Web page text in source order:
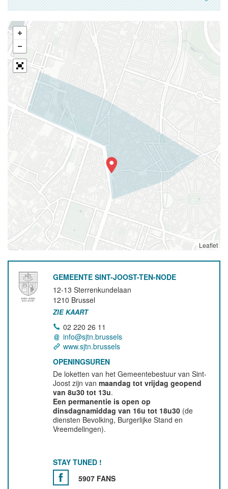
Leaflet
GEMEENTE SINT-JOOST-TEN-NODE
12-13 Sterrenkundelaan
1210 Brussel
ZIE KAART
02 220 26 11
info@sjtn.brussels
www.sjtn.brussels
OPENINGSUREN
De loketten van het Gemeentebestuur van Sint-
Joost zijn vanmaandag tot vrijdag geopend
van 8u30 tot 13u.
Een permanentie is open op
dinsdagnamiddag van 16u tot 18u30 (de
diensten Bevolking, Burgerlijke Stand en
Vreemdelingen).
STAY TUNED !
5907 FANS